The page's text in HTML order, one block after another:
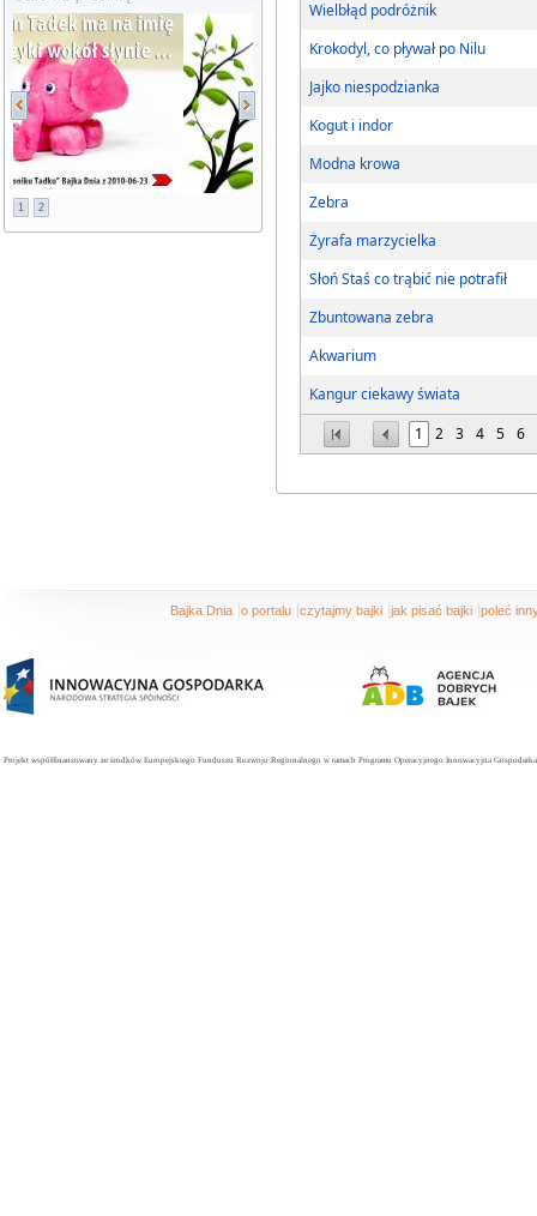
1 2
1 2 3 4 5 6
Wielbłąd podróżnik
Krokodyl, co pływał po Nilu
Jajko niespodzianka
Kogut i indor
Modna krowa
Zebra
Żyrafa marzycielka
Słoń Staś co trąbić nie potrafił
Zbuntowana zebra
Akwarium
Kangur ciekawy świata
Bajka Dnia o portalu czytajmy bajki jak pisać bajki poleć
Projekt współfinansowany ze środków Europejskiego Funduszu Rozwoju Regionalnego w ramach Programu Operacyjnego Innowacyjna